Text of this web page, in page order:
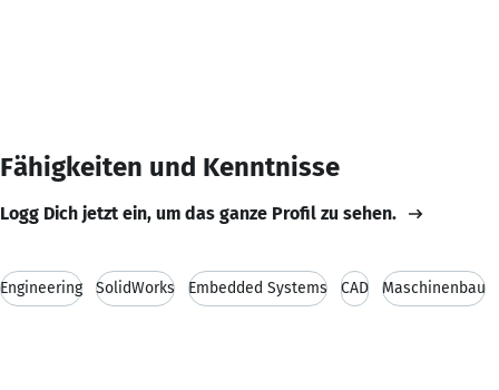
Fähigkeiten und Kenntnisse
Logg Dich jetzt ein, um das ganze Profil zu sehen.
Engineering SolidWorks Embedded Systems CAD Maschinenbau